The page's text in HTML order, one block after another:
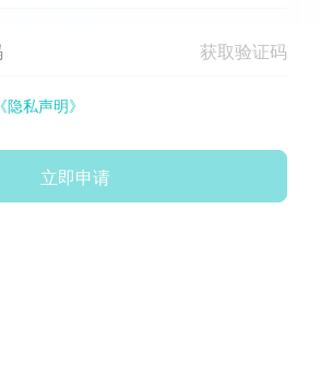
获取验证码
《隐私声明》
立即申请